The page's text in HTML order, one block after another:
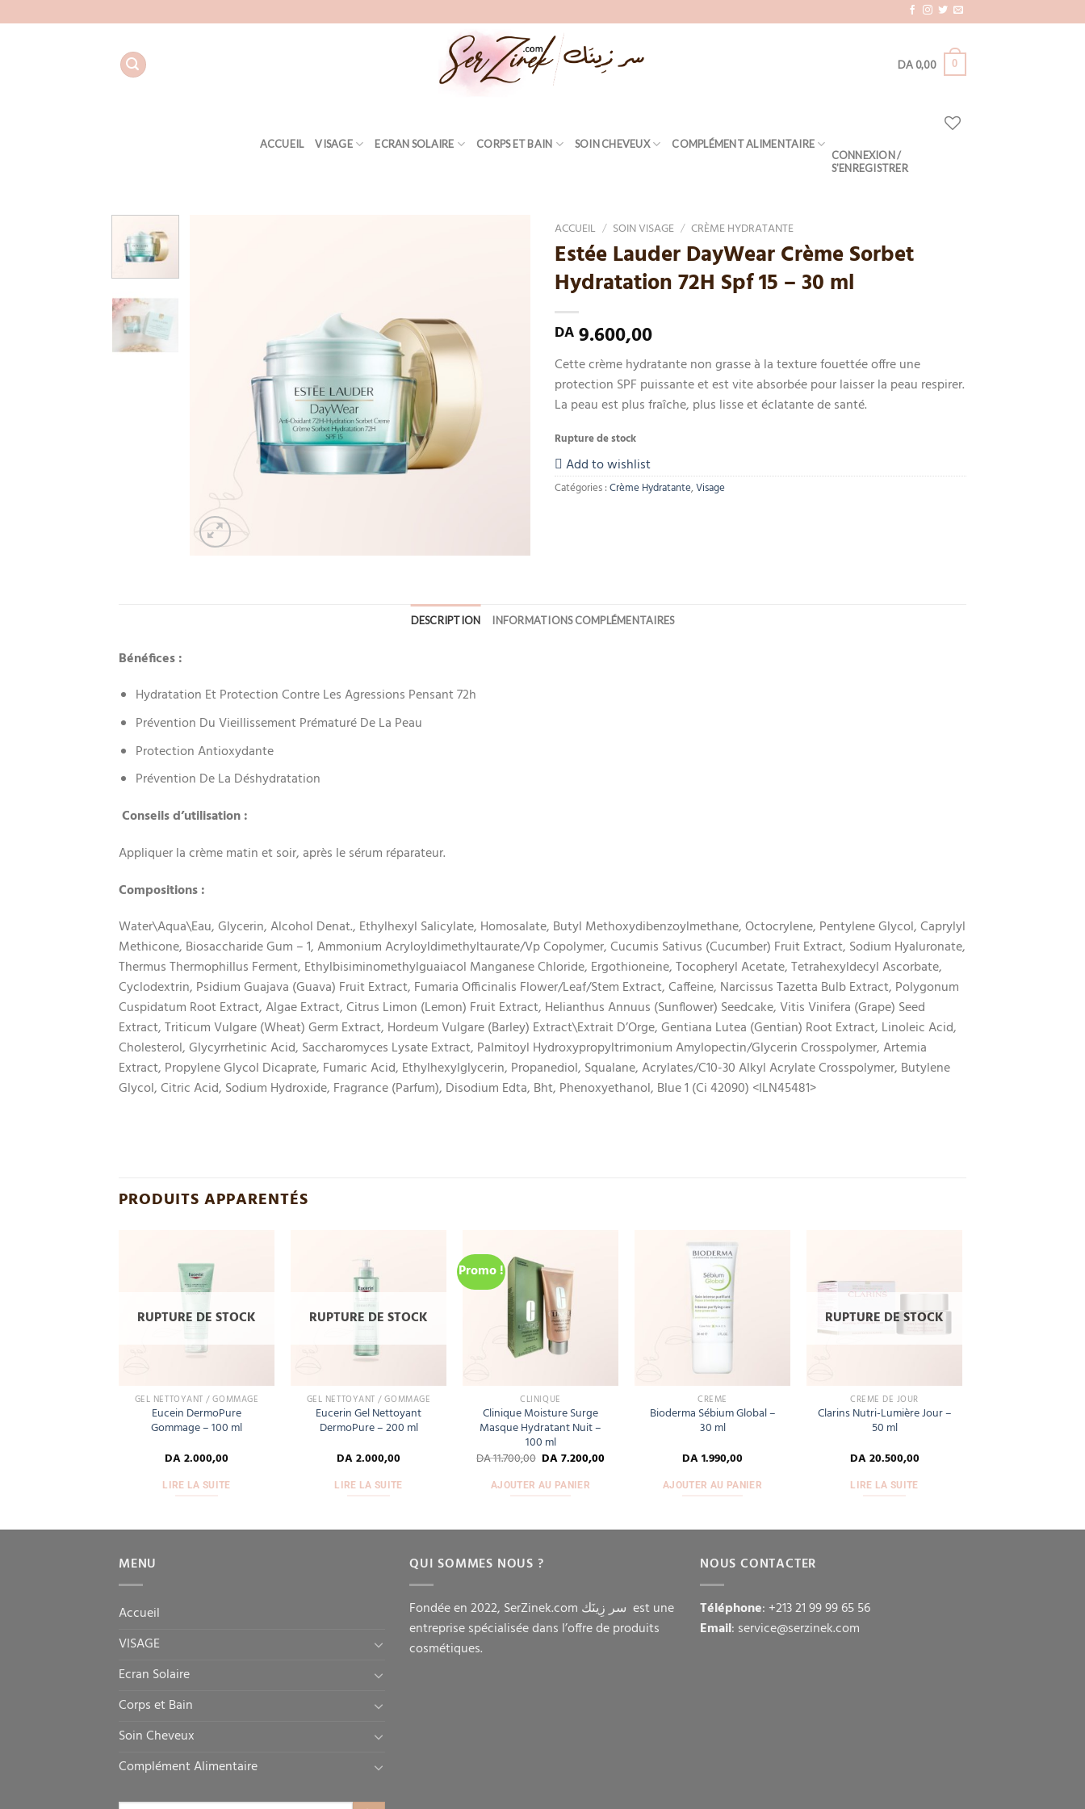
au
DA 0,00 0
ACCUEIL VISAGE ECRAN SOLAIRE CORPS ET BAIN SOIN CHEVEUX
COMPLÉMENT ALIMENTAIRE
CONNEXION /
S’ENREGISTRER
ACCUEIL / SOIN VISAGE / CRÈME HYDRATANTE
Estée Lauder DayWear Crème Sorbet
Hydratation 72H Spf 15 – 30 ml
DA 9.600,00
Cette crème hydratante non grasse à la texture fouettée offre une
protection SPF puissante et est vite absorbée pour laisser la peau respirer.
La peau est plus fraîche, plus lisse et éclatante de santé.
Rupture de stock
Add to wishlist
Catégories :Crème Hydratante,Visage
DESCRIPTION INFORMATIONS COMPLÉMENTAIRES
Bénéfices :
Hydratation Et Protection Contre Les Agressions Pensant 72h
Prévention Du Vieillissement Prématuré De La Peau
Protection Antioxydante
Prévention De La Déshydratation
Conseils d’utilisation :
Appliquer la crème matin et soir, après le sérum réparateur.
Compositions :
Water\Aqua\Eau, Glycerin, Alcohol Denat., Ethylhexyl Salicylate, Homosalate, Butyl Methoxydibenzoylmethane, Octocrylene, Pentylene Glycol, Caprylyl
Methicone, Biosaccharide Gum – 1, Ammonium Acryloyldimethyltaurate/Vp Copolymer, Cucumis Sativus (Cucumber) Fruit Extract, Sodium Hyaluronate,
Thermus Thermophillus Ferment, Ethylbisiminomethylguaiacol Manganese Chloride, Ergothioneine, Tocopheryl Acetate, Tetrahexyldecyl Ascorbate,
Cyclodextrin, Psidium Guajava (Guava) Fruit Extract, Fumaria Officinalis Flower/Leaf/Stem Extract, Caffeine, Narcissus Tazetta Bulb Extract, Polygonum
Cuspidatum Root Extract, Algae Extract, Citrus Limon (Lemon) Fruit Extract, Helianthus Annuus (Sunflower) Seedcake, Vitis Vinifera (Grape) Seed
Extract, Triticum Vulgare (Wheat) Germ Extract, Hordeum Vulgare (Barley) Extract\Extrait D’Orge, Gentiana Lutea (Gentian) Root Extract, Linoleic Acid,
Cholesterol, Glycyrrhetinic Acid, Saccharomyces Lysate Extract, Palmitoyl Hydroxypropyltrimonium Amylopectin/Glycerin Crosspolymer, Artemia
Extract, Propylene Glycol Dicaprate, Fumaric Acid, Ethylhexylglycerin, Propanediol, Squalane, Acrylates/C10-30 Alkyl Acrylate Crosspolymer, Butylene
Glycol, Citric Acid, Sodium Hydroxide, Fragrance (Parfum), Disodium Edta, Bht, Phenoxyethanol, Blue 1 (Ci 42090) <ILN45481>
PRODUITS APPARENTÉS
RUPTURE DE STOCK
GEL NETTOYANT / GOMMAGE
Eucein DermoPure
Gommage – 100 ml
DA2.000,00
LIRE LA SUITE
RUPTURE DE STOCK
GEL NETTOYANT / GOMMAGE
Eucerin Gel Nettoyant
DermoPure – 200 ml
DA2.000,00
LIRE LA SUITE
Promo !
CLINIQUE
Clinique Moisture Surge
Masque Hydratant Nuit –
100 ml
DA11.700,00 DA7.200,00
AJOUTER AU PANIER
CRÈME
Bioderma Sébium Global –
30 ml
DA1.990,00
AJOUTER AU PANIER
wishlist
RUPTURE DE STOCK
CRÈME DE JOUR
Clarins Nutri-Lumière Jour –
50 ml
DA20.500,00
LIRE LA SUITE
MENU
Accueil
VISAGE
Ecran Solaire
Corps et Bain
Soin Cheveux
Complément Alimentaire
QUI SOMMES NOUS ?
Fondée en 2022, SerZinek.com سر زِينَك est une
entreprise spécialisée dans l’offre de produits
cosmétiques.
NOUS CONTACTER
Téléphone: +213 21 99 99 65 56
Email: service@serzinek.com